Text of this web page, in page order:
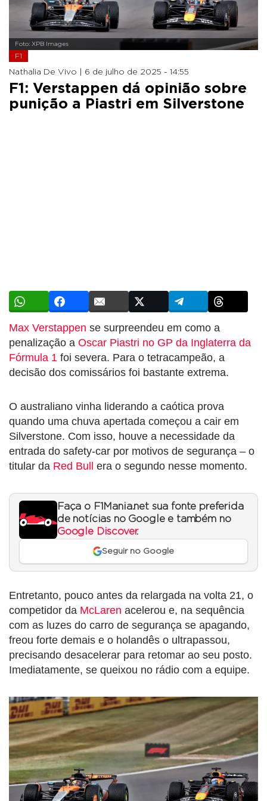
Foto: XPB Images
F1
Nathalia De Vivo | 6 de julho de 2025 - 14:55
F1: Verstappen dá opinião sobre
punição a Piastri em Silverstone
Max Verstappen se surpreendeu em como a
penalização a Oscar Piastri no GP da Inglaterra da
Fórmula 1 foi severa. Para o tetracampeão, a
decisão dos comissários foi bastante extrema.
O australiano vinha liderando a caótica prova
quando uma chuva apertada começou a cair em
Silverstone. Com isso, houve a necessidade da
entrada do safety-car por motivos de segurança – o
titular da Red Bull era o segundo nesse momento.
Faça o F1Mania.net sua fonte preferida
de notícias no Google e também no
Google Discover.
Seguir no Google
Entretanto, pouco antes da relargada na volta 21, o
competidor da McLaren acelerou e, na sequência
com as luzes do carro de segurança se apagando,
freou forte demais e o holandês o ultrapassou,
precisando desacelerar para retomar ao seu posto.
Imediatamente, se queixou no rádio com a equipe.